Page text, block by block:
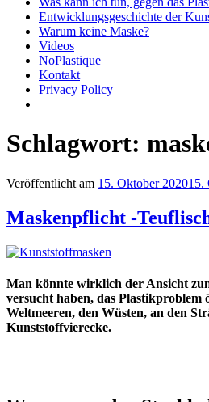
Entwicklungsgeschichte der
Warum keine Maske?
Videos
NoPlastique
Kontakt
Privacy Policy
Schlagwort:
Veröffentlicht am 15. Oktober 202015.
Maskenpflicht -
Man könnte wirklich der Ansicht
versucht haben, das
Weltmeeren, den Wüsten, an den
Kunststoffvierecke.